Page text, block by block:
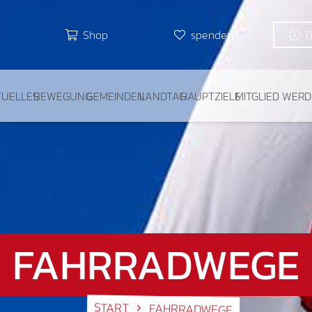
Shop spenden
BEWEGUNGGEMEINDENLANDTAGHAUPTZIELEMITGLIED
FAHRRADWEGE
START